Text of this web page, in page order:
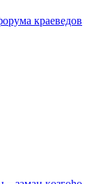
краеведов